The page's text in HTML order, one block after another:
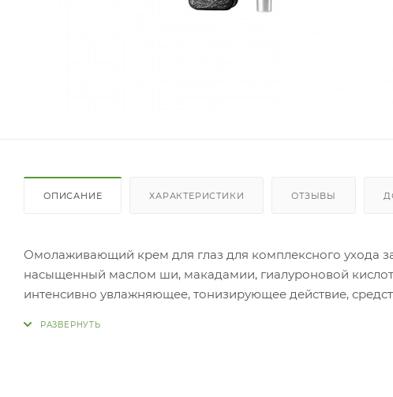
ОПИСАНИЕ ХАРАКТЕРИСТИКИ ОТЗЫВЫ
Омолаживающий крем для глаз для комплексного ухода
насыщенный маслом ши, макадамии, гиалуроновой
интенсивно увлажняющее, тонизирующее действие,